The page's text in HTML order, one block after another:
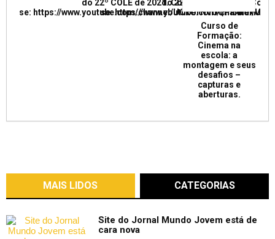
do 22º COLE de 2021. Confira e inscreva
se: https://www.youtube.com/channel/
do 22º COLE de 2021.
se: https://www.youtube.com/channel/
Curso de
Formação:
Cinema na
escola: a
montagem e seus
desafios –
capturas e
aberturas.
MAIS LIDOS CATEGORIAS
Site do Jornal Mundo Jovem está de
cara nova